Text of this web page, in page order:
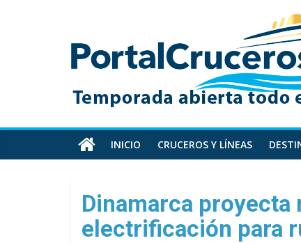
PortalCruceros
Toda
información
cruceros
en
un
sitio
INICIO CRUCEROS Y LÍNEAS
Dinamarca proyecta
electrificación para